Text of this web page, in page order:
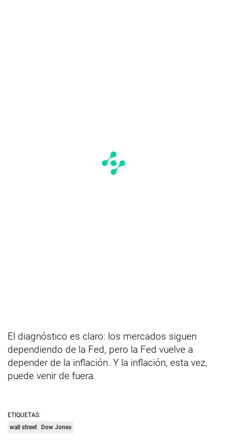
El diagnóstico es claro: los mercados siguen
dependiendo de la Fed, pero la Fed vuelve a
depender de la inflación. Y la inflación, esta vez,
puede venir de fuera.
ETIQUETAS:
wall street Dow Jones